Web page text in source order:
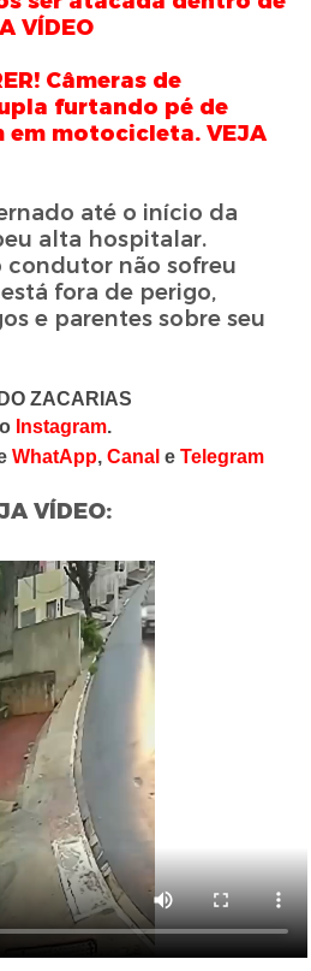
VÍDEO
Câmeras de
furtando pé de
motocicleta. VEJA
até o início da
alta hospitalar.
condutor não sofreu
fora de perigo,
e parentes sobre seu
ZACARIAS
Instagram.
WhatApp,Canal eTelegram
VÍDEO: